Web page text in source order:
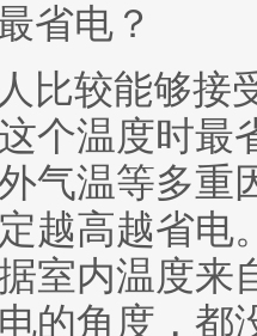
省电？
较能够接
个温度时最
气温等多重
越高越省电
室内温度来
的角度，都